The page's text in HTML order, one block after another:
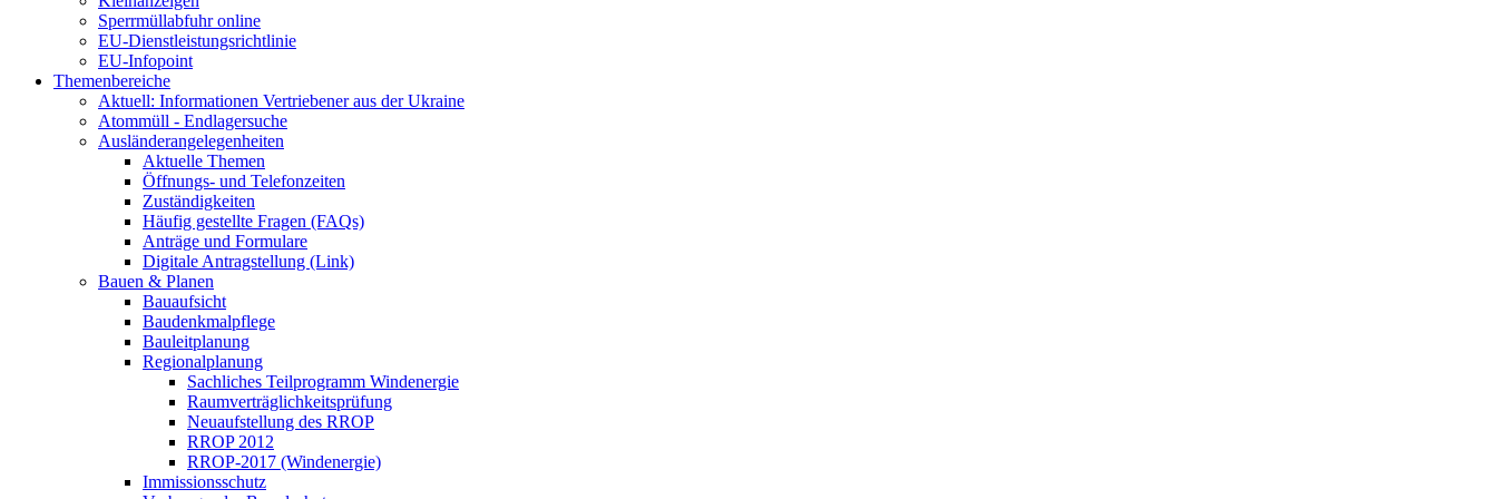
Sperrmüllabfuhr online
EU-Dienstleistungsrichtlinie
EU-Infopoint
Themenbereiche
Aktuell: Informationen Vertriebener aus der Ukraine
Atommüll - Endlagersuche
Ausländerangelegenheiten
Aktuelle Themen
Öffnungs- und Telefonzeiten
Zuständigkeiten
Häufig gestellte Fragen (FAQs)
Anträge und Formulare
Digitale Antragstellung (Link)
Bauen & Planen
Bauaufsicht
Baudenkmalpflege
Bauleitplanung
Regionalplanung
Sachliches Teilprogramm Windenergie
Raumverträglichkeitsprüfung
Neuaufstellung des RROP
RROP 2012
RROP-2017 (Windenergie)
Immissionsschutz